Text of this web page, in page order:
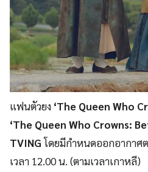
แฟนตัวยง ‘The Queen Who
‘The Queen Who Crowns:
TVINGโดยมีกำหนดออกอากาศ
เวลา 12.00 น. (ตามเวลาเกาหลี)